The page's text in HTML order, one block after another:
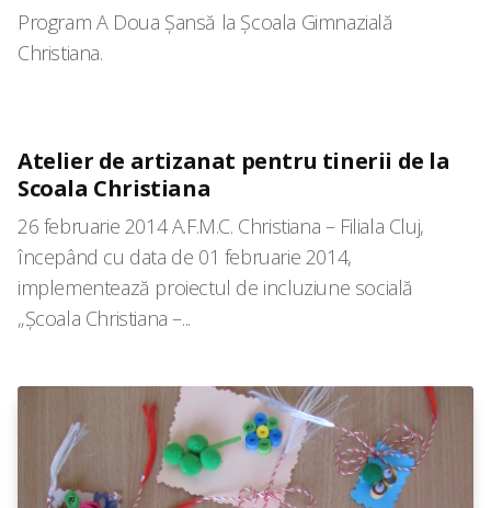
Program A Doua Șansă la Școala Gimnazială
Christiana.
Atelier de artizanat pentru tinerii de la
Scoala Christiana
26 februarie 2014 A.F.M.C. Christiana – Filiala Cluj,
începând cu data de 01 februarie 2014,
implementează proiectul de incluziune socială
„Şcoala Christiana –...